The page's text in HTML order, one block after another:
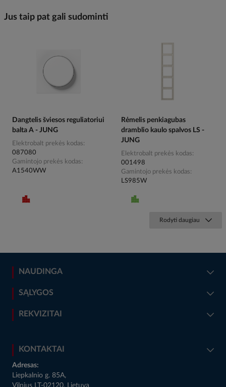
Jus taip pat gali sudominti
Dangtelis šviesos reguliatoriui
balta A - JUNG
Elektrobalt prekės kodas
087080
Gamintojo prekės kodas
A1540WW
Rėmelis penkiagubas
dramblio kaulo spalvos LS -
JUNG
Elektrobalt prekės kodas
001498
Gamintojo prekės kodas
LS985W
Rodyti daugiau
NAUDINGA
SĄLYGOS
REKVIZITAI
KONTAKTAI
Adresas:
Liepkalnio g. 85A,
Vilnius LT-02120, Lietuva